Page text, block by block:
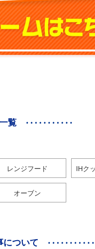
覧
レンジフード IHク
オーブン
について